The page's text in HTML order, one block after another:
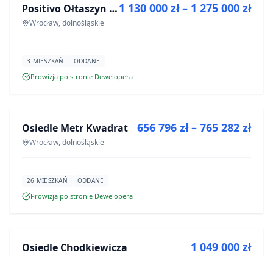
INWESTYCJA Positivo Ołtaszyn - mieszkania wykończone pod klucz
Wrocław, dolnośląskie
1 130 000 zł – 1 275 000 zł
3 MIESZKAŃ ODDANE
Prowizja po stronie Dewelopera
INWESTYCJA
Osiedle Metr Kwadrat
Wrocław, dolnośląskie
656 796 zł – 765 282 zł
26 MIESZKAŃ ODDANE
Prowizja po stronie Dewelopera
INWESTYCJA
Osiedle Chodkiewicza 1 049 000 zł